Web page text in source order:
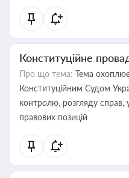
Конституційне
Про що тема: Тема
Конституційним Судом
контролю, розгляду справ,
правових позицій